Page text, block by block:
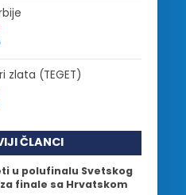
zlata (TEGET)
ČLANCI
u polufinalu Svetskog
finale sa Hrvatskom